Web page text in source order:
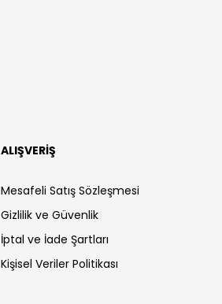
ALIŞVERİŞ
Mesafeli Satış Sözleşmesi
Gizlilik ve Güvenlik
İptal ve İade Şartları
Kişisel Veriler Politikası